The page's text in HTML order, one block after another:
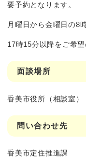
要予約となります。
月曜日から金曜日の8
17時15分以降をご希
面談場所
香美市役所（相談室）
問い合わせ先
香美市定住推進課